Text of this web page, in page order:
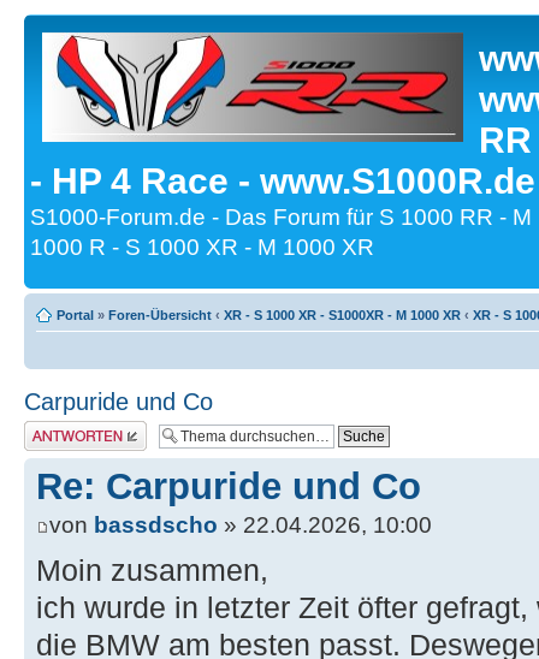
- HP 4 Race -
S1000-Forum.de - Das Forum für S 1000 RR -
1000 R - S 1000 XR - M 1000 XR
Portal » Foren-Übersicht ‹ XR - S 1000 XR - S1000XR - M 1000 XR ‹ XR - S
Carpuride und Co
Antwort erstellen
Re: Carpuride und Co
von bassdscho » 22.04.2026, 10:00
Moin zusammen,
ich wurde in letzter Zeit öfter
die BMW am besten passt.